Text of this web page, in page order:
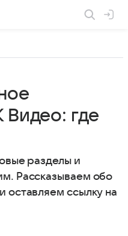
Видео: где
разделы и
Рассказываем обо
оставляем ссылку на